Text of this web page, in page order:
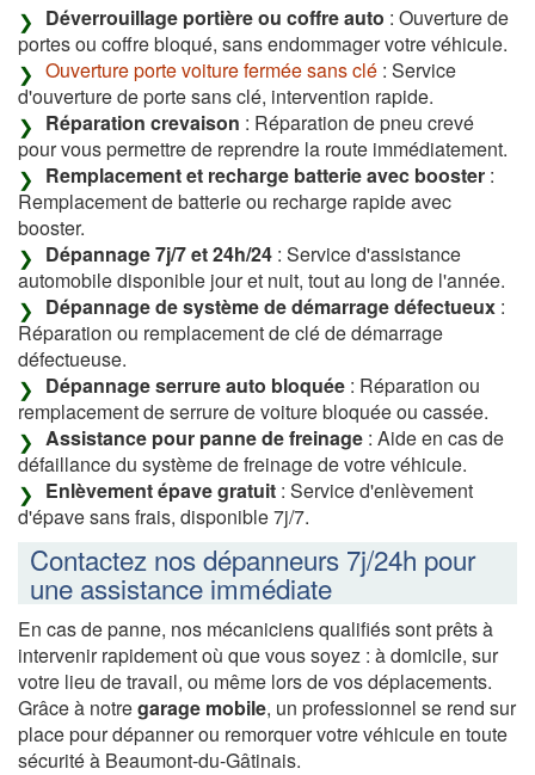
Déverrouillage portière ou coffre auto : Ouverture de
portes ou coffre bloqué, sans endommager votre véhicule.
Ouverture porte voiture fermée sans clé : Service
d'ouverture de porte sans clé, intervention rapide.
Réparation crevaison : Réparation de pneu crevé
pour vous permettre de reprendre la route immédiatement.
Remplacement et recharge batterie avec booster :
Remplacement de batterie ou recharge rapide avec
booster.
Dépannage 7j/7 et 24h/24 : Service d'assistance
automobile disponible jour et nuit, tout au long de l'année.
Dépannage de système de démarrage défectueux :
Réparation ou remplacement de clé de démarrage
défectueuse.
Dépannage serrure auto bloquée : Réparation ou
remplacement de serrure de voiture bloquée ou cassée.
Assistance pour panne de freinage : Aide en cas de
défaillance du système de freinage de votre véhicule.
Enlèvement épave gratuit : Service d'enlèvement
d'épave sans frais, disponible 7j/7.
Contactez nos dépanneurs 7j/24h pour
une assistance immédiate
En cas de panne, nos mécaniciens qualifiés sont prêts à
intervenir rapidement où que vous soyez : à domicile, sur
votre lieu de travail, ou même lors de vos déplacements.
Grâce à notregarage mobile, un professionnel se rend sur
place pour dépanner ou remorquer votre véhicule en toute
sécurité à Beaumont-du-Gâtinais.